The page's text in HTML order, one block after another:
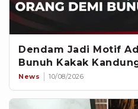
Dendam Jadi Motif
Bunuh Kakak
News 10/08/2026